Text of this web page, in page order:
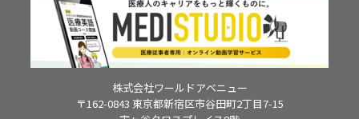
株式会社ワールドアベニュー
〒162-0843 東京都新宿区市谷田町2丁目7-15